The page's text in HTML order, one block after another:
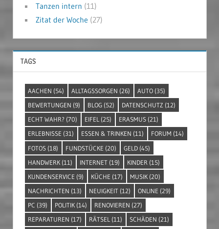
Tanzen intern (11)
Zitat der Woche (27)
TAGS
AACHEN (54) ALLTAGSSORGEN (26) AUTO (35)
BEWERTUNGEN (9) BLOG (52) DATENSCHUTZ (12)
ECHT WAHR? (70) EIFEL (25) ERASMUS (21)
ERLEBNISSE (31) ESSEN & TRINKEN (11) FORUM (14)
FOTOS (18) FUNDSTÜCKE (20) GELD (45)
HANDWERK (11) INTERNET (19) KINDER (15)
KUNDENSERVICE (9) KÜCHE (17) MUSIK (20)
NACHRICHTEN (13) NEUIGKEIT (12) ONLINE (29)
PC (39) POLITIK (14) RENOVIEREN (27)
REPARATUREN (17) RÄTSEL (11) SCHÄDEN (21)